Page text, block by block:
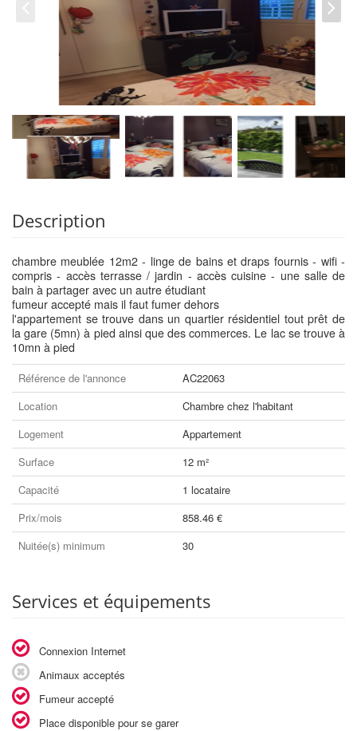
Description
chambre meublée 12m2 - linge de bains et draps fournis - wifi -
compris - accès terrasse / jardin - accès cuisine - une salle de
bain à partager avec un autre étudiant
fumeur accepté mais il faut fumer dehors
l'appartement se trouve dans un quartier résidentiel tout prêt de
la gare (5mn) à pied ainsi que des commerces. Le lac se trouve à
10mn à pied
Référence de l'annonce
AC22063
Location
Chambre chez l'habitant
Logement
Appartement
Surface
12 m²
Capacité
1 locataire
Prix/mois
858.46 €
Nuitée(s) minimum
30
Services et équipements
Connexion Internet
Animaux acceptés
Fumeur accepté
Place disponible pour se garer